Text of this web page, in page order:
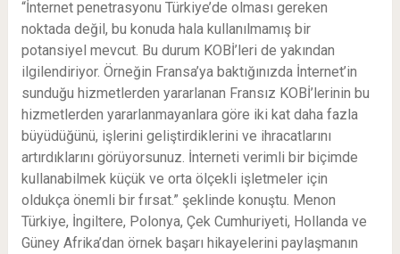
“İnternet penetrasyonu Türkiye’de olması gereken
noktada değil, bu konuda hala kullanılmamış bir
potansiyel mevcut. Bu durum KOBİ’leri de yakından
ilgilendiriyor. Örneğin Fransa’ya baktığınızda İnternet’in
sunduğu hizmetlerden yararlanan Fransız KOBİ’lerinin bu
hizmetlerden yararlanmayanlara göre iki kat daha fazla
büyüdüğünü, işlerini geliştirdiklerini ve ihracatlarını
artırdıklarını görüyorsunuz. İnterneti verimli bir biçimde
kullanabilmek küçük ve orta ölçekli işletmeler için
oldukça önemli bir fırsat.” şeklinde konuştu. Menon
Türkiye, İngiltere, Polonya, Çek Cumhuriyeti, Hollanda ve
Güney Afrika’dan örnek başarı hikayelerini paylaşmanın